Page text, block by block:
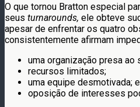
O que tornou Bratton especial
seus turnarounds, ele obteve
apesar de enfrentar os quatro
consistentemente afirmam
uma organização presa ao
recursos limitados;
uma equipe desmotivada; e
oposição de interesses